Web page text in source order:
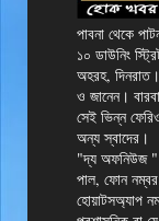
পাবনা থেকে
১০ ডাউনিং
অহরহ,
ও জানেন।
সেই ভিন্ন
অন্য স্বাদের।
"দ্য অফনিউজ
পাল, ফোন
হোয়াটসঅ্যাপ